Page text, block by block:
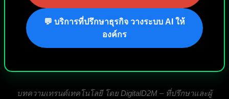
💬 บริการที่ปรึกษาธุรกิจ วางระบบ AI ให้
องค์กร
บทความเทรนด์เทคโนโลยี โดย DigitalD2M – ที่ปรึกษาและผู้